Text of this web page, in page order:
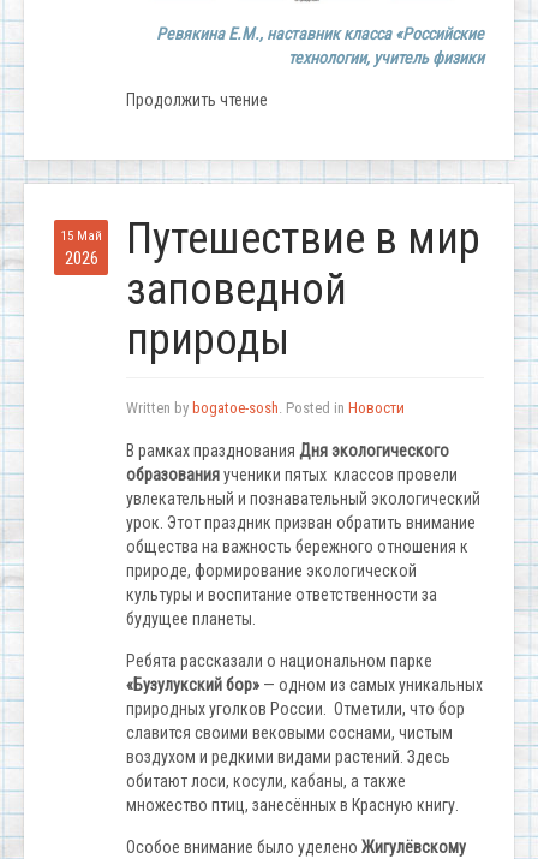
Ревякина Е.М., наставник класса «Российские
технологии, учитель физики
Продолжить чтение
15 Май
2026
Путешествие в мир
заповедной
природы
Written by bogatoe-sosh. Posted in Новости
В рамках празднования Дня экологического
образованияученики пятых классов провели
увлекательный и познавательный экологический
урок. Этот праздник призван обратить внимание
общества на важность бережного отношения к
природе, формирование экологической
культуры и воспитание ответственности за
будущее планеты.
Ребята рассказали о национальном парке
«Бузулукский бор» — одном из самых уникальных
природных уголков России. Отметили, что бор
славится своими вековыми соснами, чистым
воздухом и редкими видами растений. Здесь
обитают лоси, косули, кабаны, а также
множество птиц, занесённых в Красную книгу.
Особое внимание было уделено Жигулёвскому